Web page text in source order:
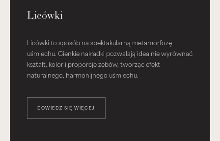
Licówki
Licówki to sposób na spektakularną metamorfozę
uśmiechu. Cienkie nakładki pozwalają idealnie wyrównać
kształt, kolor i proporcje zębów, tworząc efekt
naturalnego, harmonijnego uśmiechu.
DOWIEDZ SIĘ WIĘCEJ